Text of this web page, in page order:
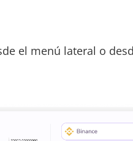
el menú lateral o